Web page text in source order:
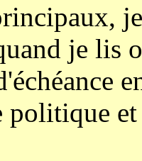
je lis
politique